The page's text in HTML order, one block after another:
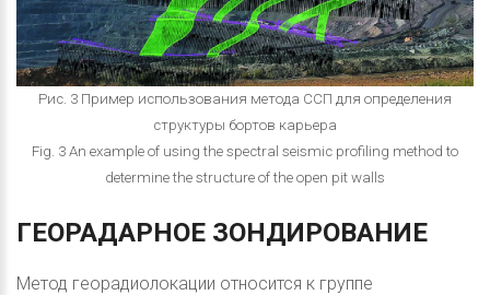
Рис. 3 Пример использования метода ССП для определения
структуры бортов карьера
Fig. 3 An example of using the spectral seismic profiling method to
determine the structure of the open pit walls
ГЕОРАДАРНОЕ ЗОНДИРОВАНИЕ
Метод георадиолокации относится к группе